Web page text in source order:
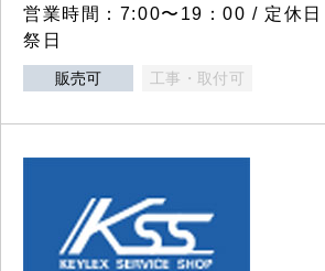
営業時間：7:00〜19：00 / 定休日
祭日
販売可 工事・取付可